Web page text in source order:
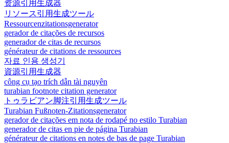
资源引用生成器
リソース引用生成ツール
Ressourcenzitationsgenerator
gerador de citações de recursos
generador de citas de recursos
générateur de citations de ressources
자료 인용 생성기
資源引用生成器
công cụ tạo trích dẫn tài nguyên
turabian footnote citation generator
トゥラビアン脚注引用生成ツール
Turabian Fußnoten-Zitationsgenerator
gerador de citações em nota de rodapé no estilo Turabian
generador de citas en pie de página Turabian
générateur de citations en notes de bas de page Turabian